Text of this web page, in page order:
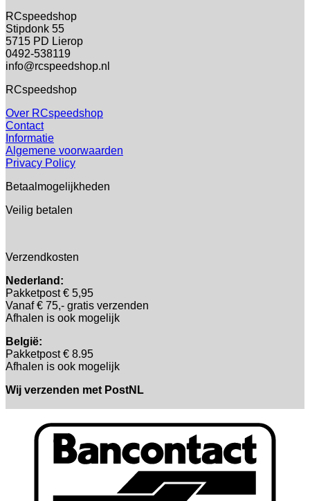
RCspeedshop
Stipdonk 55
5715 PD Lierop
0492-538119
info@rcspeedshop.nl
RCspeedshop
Over RCspeedshop
Contact
Informatie
Algemene voorwaarden
Privacy Policy
Betaalmogelijkheden
Veilig betalen
Verzendkosten
Nederland:
Pakketpost € 5,95
Vanaf € 75,- gratis verzenden
Afhalen is ook mogelijk
België:
Pakketpost € 8.95
Afhalen is ook mogelijk
Wij verzenden met PostNL